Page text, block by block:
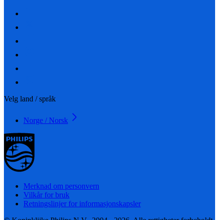
Velg land / språk
Norge / Norsk
Merknad om personvern
Vilkår for bruk
Retningslinjer for informasjonskapsler